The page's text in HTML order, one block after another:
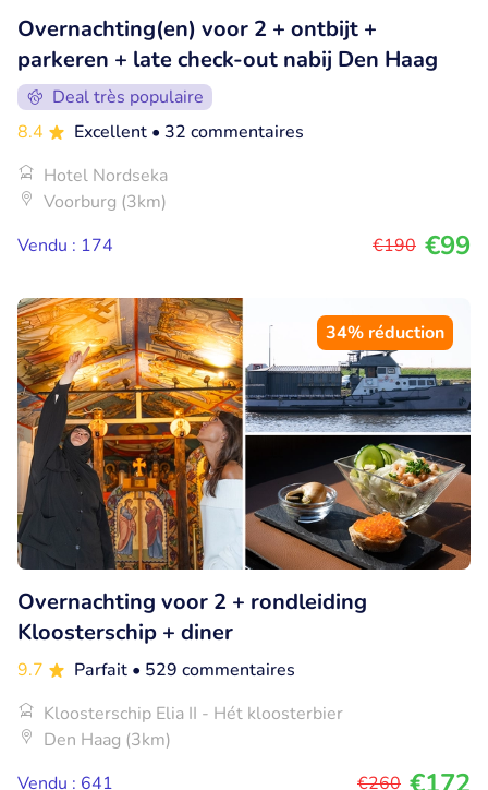
Overnachting(en) voor 2 + ontbijt +
parkeren + late check-out nabij Den Haag
Deal très populaire
8.4
Excellent • 32 commentaires
Hotel Nordseka
Voorburg (3km)
Vendu : 174
€190 €99
34% réduction
Overnachting voor 2 + rondleiding
Kloosterschip + diner
9.7 Parfait • 529 commentaires
Kloosterschip Elia II - Hét kloosterbier
Den Haag (3km)
Vendu : 641
€260